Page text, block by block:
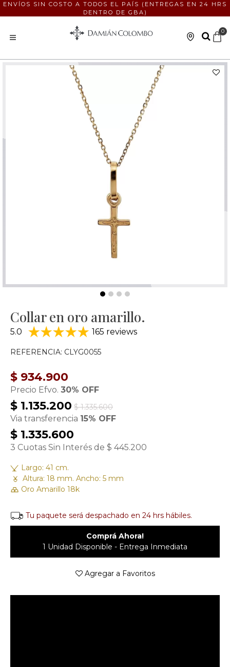
ENVÍOS SIN COSTO A TODOS EL PAÍS (ENTREGAS EN 24 HRS
DENTRO DE GBA)
0
Collar en oro amarillo.
5.0 165 reviews
REFERENCIA: CLYG0055
$ 934.900
Precio Efvo. 30% OFF
$ 1.135.200 $ 1.335.600
Via transferencia 15% OFF
$ 1.335.600
3 Cuotas Sin Interés de $ 445.200
Largo: 41 cm.
Altura: 18 mm. Ancho: 5 mm
Oro Amarillo 18k
Tu paquete será despachado en 24 hrs hábiles.
Comprá Ahora!
1 Unidad Disponible - Entrega Inmediata
Agregar a Favoritos